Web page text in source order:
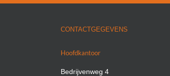
CONTACTGEGEVENS
Hoofdkantoor
Bedrijvenweg 4